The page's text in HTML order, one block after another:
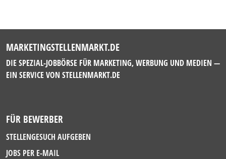
MARKETINGSTELLENMARKT.DE
DIE SPEZIAL-JOBBÖRSE FÜR MARKETING, WERBUNG UND MEDIEN —
EIN SERVICE VON STELLENMARKT.DE
FÜR BEWERBER
STELLENGESUCH AUFGEBEN
JOBS PER E-MAIL